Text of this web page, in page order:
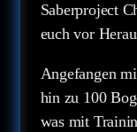
Saberproject
euch vor
Angefangen
hin zu 100
was mit